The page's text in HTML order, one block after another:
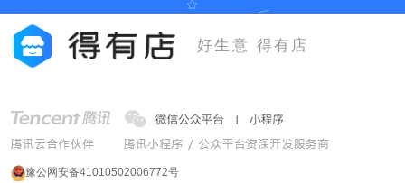
好生意 得有店
豫公网安备41010502006772号